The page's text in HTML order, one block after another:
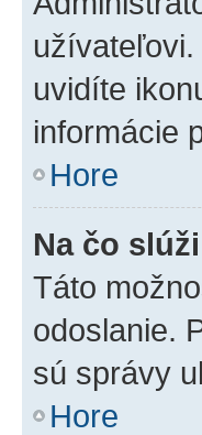
uvidíte
informácie
Hore
Na čo
Táto
odoslanie.
sú správy
Hore